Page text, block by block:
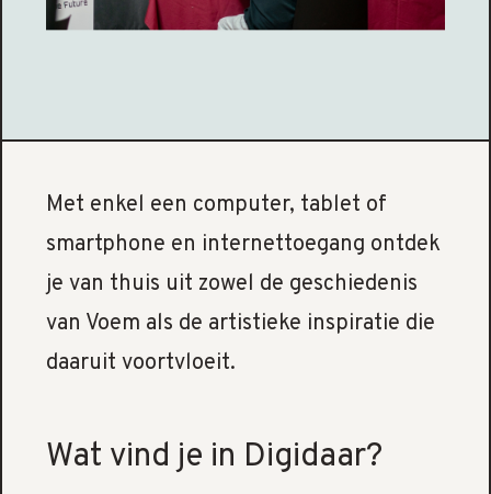
Met enkel een computer, tablet of
smartphone en internettoegang ontdek
je van thuis uit zowel de geschiedenis
van Voem als de artistieke inspiratie die
daaruit voortvloeit.
Wat vind je in Digidaar?